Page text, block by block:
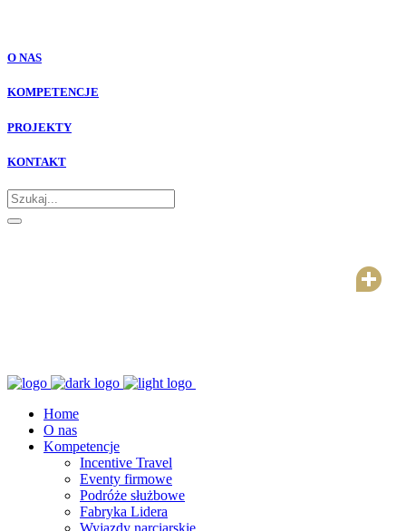
O NAS
KOMPETENCJE
PROJEKTY
KONTAKT
Home
O nas
Kompetencje
Incentive Travel
Eventy firmowe
Podróże służbowe
Fabryka Lidera
Wyjazdy narciarskie